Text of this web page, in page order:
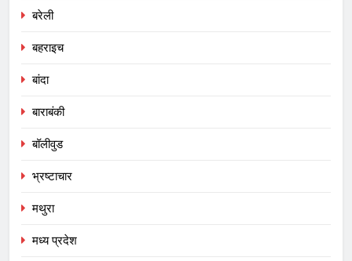
बरेली
बहराइच
बांदा
बाराबंकी
बॉलीवुड
भ्रष्टाचार
मथुरा
मध्य प्रदेश